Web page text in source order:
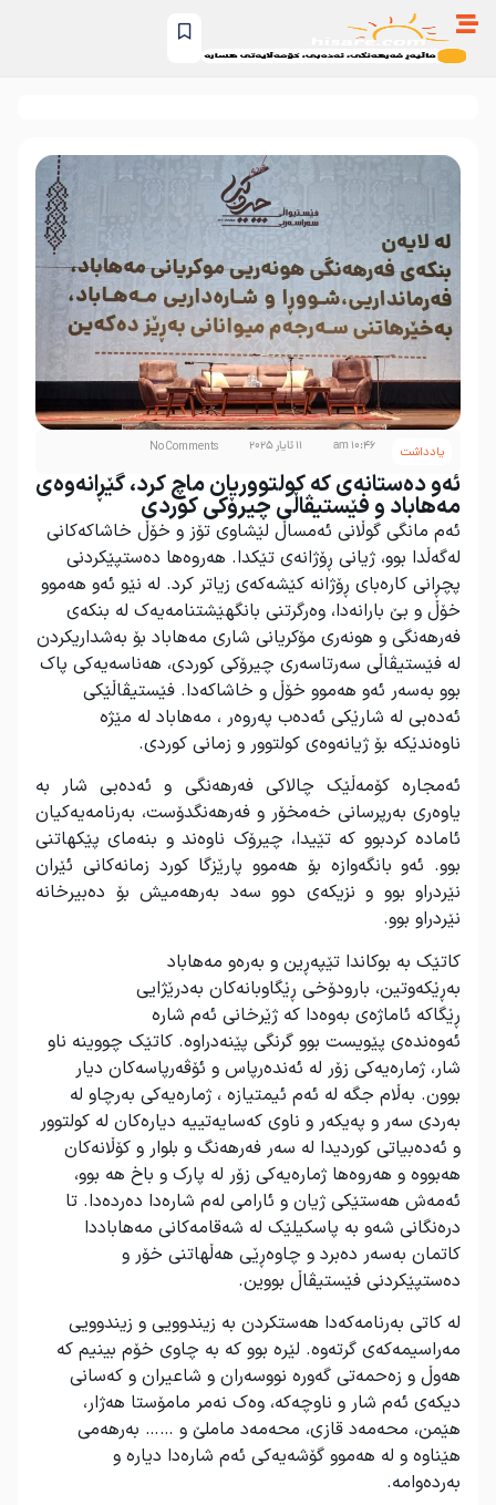
یادداشت 10:46 am 11 ئایار 2025 No Comments
ئەو دەستانەی کە کولتووریان ماچ کرد، گێڕانەوەی
مەهاباد و فێستیڤاڵی چیرۆکی کوردی
ئەم مانگی گوڵانی ئەمساڵ لێشاوی تۆز و خۆڵ خاشاکەکانی
لەگەڵدا بوو، ژیانی ڕۆژانەی تێکدا. هەروەها دەستپێکردنی
پچڕانی کارەبای ڕۆژانە کێشەکەی زیاتر کرد. لە نێو ئەو هەموو
خۆڵ و بێ بارانەدا، وەرگرتنی بانگهێشتنامەیەک لە بنکەی
فەرهەنگی و هونەری مۆکریانی شاری مەهاباد بۆ بەشداریکردن
لە فێستیڤاڵی سەرتاسەری چیرۆکی کوردی، هەناسەیەکی پاک
بوو بەسەر ئەو هەموو خۆڵ و خاشاکەدا. فێستیڤاڵێکی
ئەدەبی لە شارێکی ئەدەب پەروەر ، مەهاباد لە مێژە
ناوەندێکە بۆ ژیانەوەی کولتوور و زمانی کوردی.
ئەمجارە کۆمەڵێک چالاکی فەرهەنگی و ئەدەبی شار بە
یاوەری بەرپرسانی خەمخۆر و فەرهەنگدۆست، بەرنامەیەکیان
ئامادە کردبوو کە تێیدا، چیرۆک ناوەند و بنەمای پێکهاتنی
بوو. ئەو بانگەوازە بۆ هەموو پارێزگا کورد زمانەکانی ئێران
نێردراو بوو و نزیکەی دوو سەد بەرهەمیش بۆ دەبیرخانە
نێردراو بوو.
کاتێک بە بوکاندا تێپەڕین و بەرەو مەهاباد
بەڕێکەوتین، بارودۆخی ڕێگاوبانەکان بەدرێژایی
ڕێگاکە ئاماژەی بەوەدا کە ژێرخانی ئەم شارە
ئەوەندەی پێویست بوو گرنگی پێنەدراوە. کاتێک چووینە ناو
شار، ژمارەیەکی زۆر لە ئەندەرپاس و ئۆڤەرپاسەکان دیار
بوون. به‌ڵام جگه له ئه‌م ئیمتیازه ، ژماره‌یه‌کی بەرچاو له
بەردی سەر و پەیکەر و ناوی کەسایەتییه دیارەکان له کولتوور
و ئەدەبیاتی کوردیدا له سەر فەرهەنگ و بلوار و کۆڵانەکان
هەبووه و هەروەها ژمارەیەکی زۆر له پارک و باخ هه بوو،
ئەمەش هەستێکی ژیان و ئارامی لەم شارەدا دەردەدا. تا
درەنگانی شەو بە پاسکیلێک لە شەقامەکانی مەهاباددا
کاتمان بەسەر دەبرد و چاوەڕێی هەڵهاتنی خۆر و
دەستپێکردنی فێستیڤاڵ بووین.
لە کاتی بەرنامەکەدا هەستکردن بە زیندوویی و زیندوویی
مەراسیمەکەی گرتەوە. لێرە بوو کە بە چاوی خۆم بینیم کە
هەوڵ و زەحمەتی گەورە نووسەران و شاعیران و کەسانی
دیکەی ئەم شار و ناوچەکە، وەک نەمر مامۆستا هەژار،
هێمن، محەمەد قازی، محەمەد ماملێ و …… بەرهەمی
هێناوە و لە هەموو گۆشەیەکی ئەم شارەدا دیارە و
بەردەوامە.